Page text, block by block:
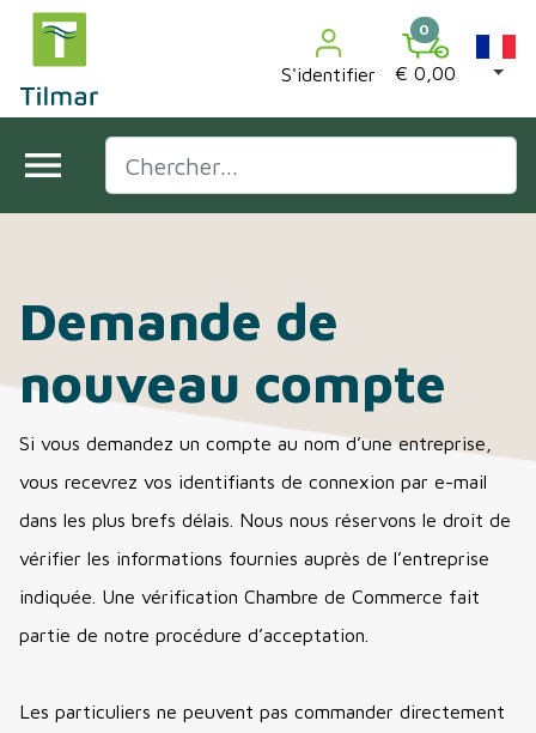
S'identifier
0
€ 0,00
menu
Demande de
nouveau compte
Si vous demandez un compte au nom d’une entreprise,
vous recevrez vos identifiants de connexion par e-mail
dans les plus brefs délais. Nous nous réservons le droit de
vérifier les informations fournies auprès de l’entreprise
indiquée. Une vérification Chambre de Commerce fait
partie de notre procédure d’acceptation.
Les particuliers ne peuvent pas commander directement